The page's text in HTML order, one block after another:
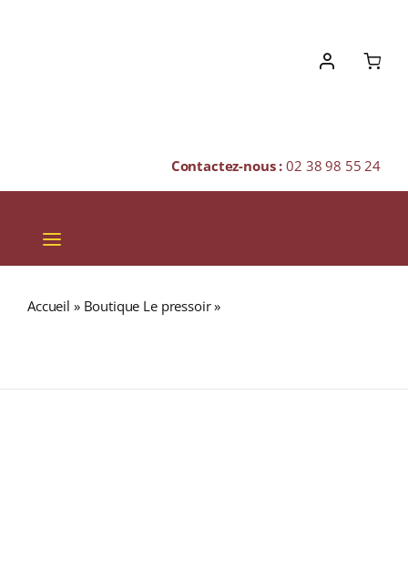
Contactez-nous :02 38 98 55 24
Toggle
Navigation
Accueil » Boutique Le pressoir»